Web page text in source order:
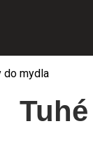
do mydla